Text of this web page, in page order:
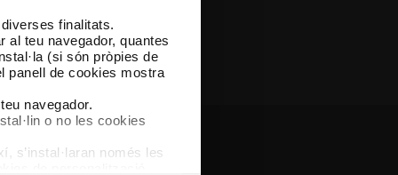
finalitats.
al teu navegador, quantes
(si són pròpies de
panell de cookies mostra
navegador.
o no les cookies
s’instal·laran només les
Altres webs de TMB
d'interès Intranet